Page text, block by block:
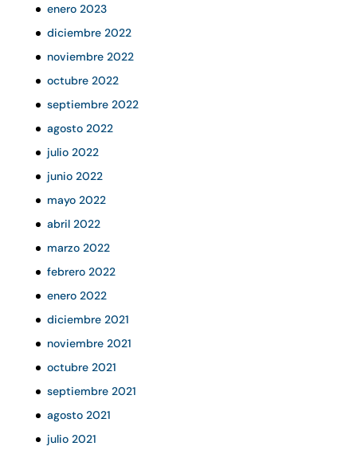
enero 2023
diciembre 2022
noviembre 2022
octubre 2022
septiembre 2022
agosto 2022
julio 2022
junio 2022
mayo 2022
abril 2022
marzo 2022
febrero 2022
enero 2022
diciembre 2021
noviembre 2021
octubre 2021
septiembre 2021
agosto 2021
julio 2021